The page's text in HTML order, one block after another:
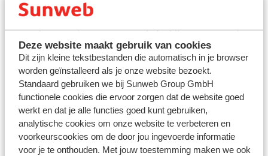
Deze website maakt gebruik van cookies
Dit zijn kleine tekstbestanden die automatisch in je browser
worden geïnstalleerd als je onze website bezoekt.
Standaard gebruiken we bij Sunweb Group GmbH
functionele cookies die ervoor zorgen dat de website goed
werkt en dat je alle functies goed kunt gebruiken,
analytische cookies om onze website te verbeteren en
voorkeurscookies om de door jou ingevoerde informatie
voor je te onthouden. Met jouw toestemming maken we ook
Volg dan de stappen hierboven en vink in de laatste
precies waar je aan toe bent.
Als je een medereiziger annuleert, kan de reissom voor
de overgebleven reizigers hoger worden. Dit komt
doordat je met minder personen in een kamer of
appartement verblijft. Deze extra kosten noemen we
meerkosten. Volgens de ANVR-voorwaarden mag de
totale reissom niet stijgen door meerkosten. Als dit toch
gebeurt, passen wij een korting toe op jouw boeking,